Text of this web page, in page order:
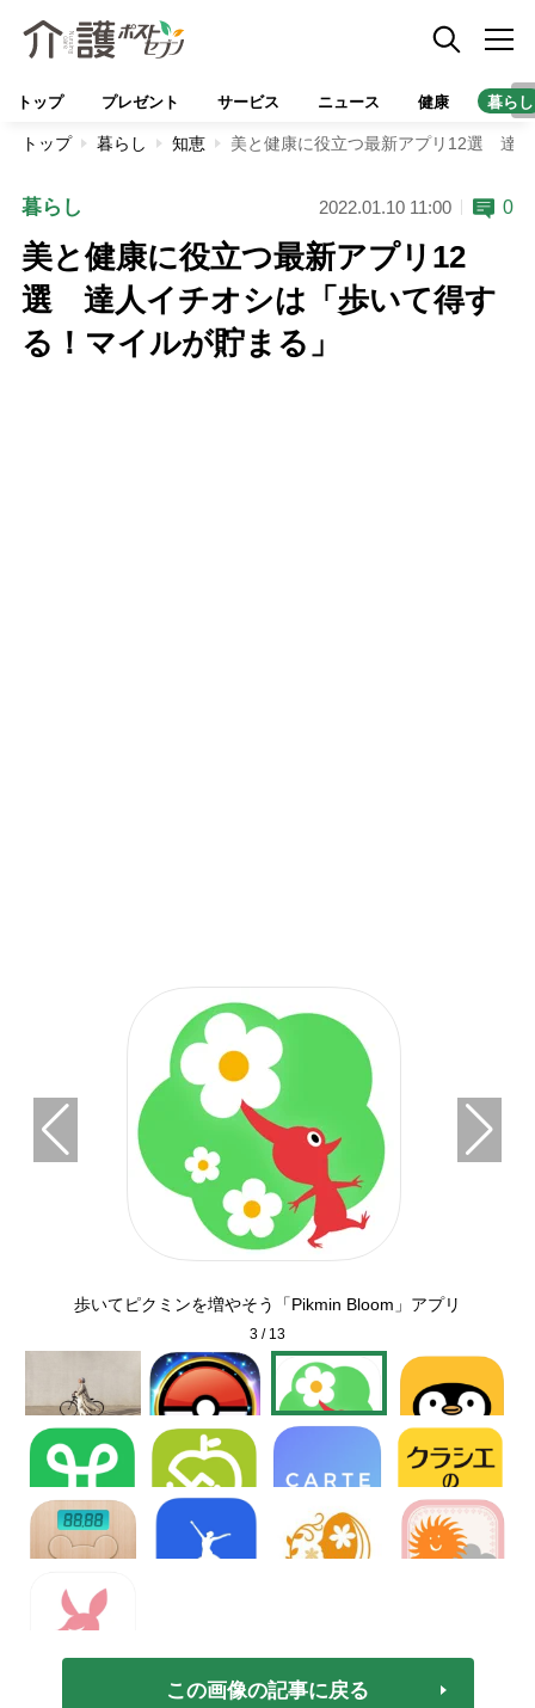
トップ プレゼント サービス ニュース 健康 暮らし
トップ 暮らし 知恵 美と健康に役立つ最新アプリ12選 達
暮らし 2022.01.10 11:00 0
美と健康に役立つ最新アプリ12
選 達人イチオシは「歩いて得す
る！マイルが貯まる」
歩いてピクミンを増やそう「Pikmin Bloom」アプリ
3 / 13
この画像の記事に戻る